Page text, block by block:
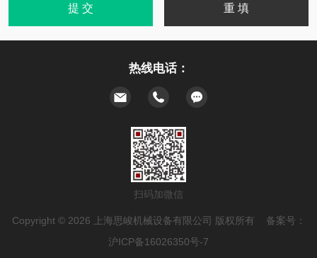
热线电话：
扫码加微信
Copyright © 2026 上海思峻机械设备有限公司 版权所有 备案号：
沪ICP备16026350号-7